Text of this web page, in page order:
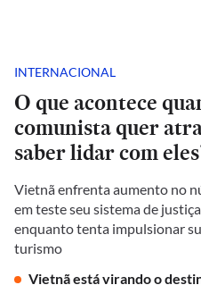
INTERNACIONAL
O que acontece
comunista quer
saber lidar com
Vietnã enfrenta aumento no
em teste seu sistema de
enquanto tenta impulsionar
turismo
Vietnã está virando o